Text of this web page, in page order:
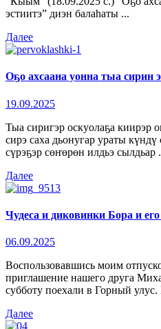
эстиитэ” диэн балаһаты ...
Далее
Оҕо ахсаана уонна тыа сирин
19.09.2025
Тыа сиригэр оскуолаҕа киирэр
сирэ саха дьонугар ураты
сүрэҕэр сөҥөрөн илдьэ сылдьар
Далее
Чудеса и диковинки Бора и его
06.09.2025
Воспользовавшись моим
приглашение нашего друга
субботу поехали в Горный
Далее